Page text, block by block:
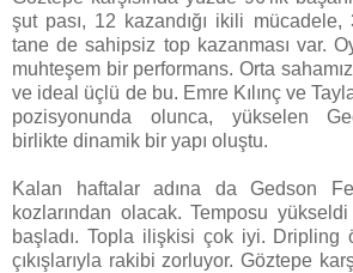
şut pası, 12 kazandığı ikili
tane de sahipsiz top kazanması var.
muhteşem bir performans. Orta
ve ideal üçlü de bu. Emre Kılınç ve
pozisyonunda olunca, yükselen
birlikte dinamik bir yapı oluştu.
Kalan haftalar adına da Gedson
kozlarından olacak. Temposu
başladı. Topla ilişkisi çok iyi. Dripling
çıkışlarıyla rakibi zorluyor. Göztepe